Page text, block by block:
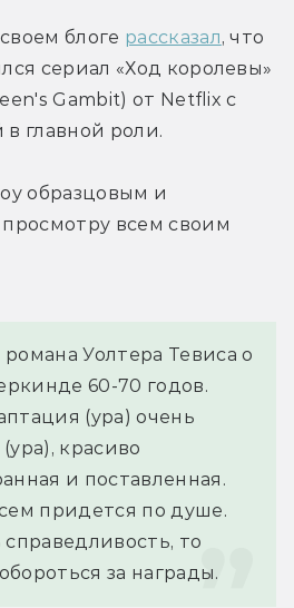
блоге рассказал, что
сериал «Ход королевы»
Gambit) от Netflix с
главной роли.
образцовым и
всем своим
Уолтера Тевиса о
60-70 годов.
(ура) очень
красиво
и поставленная.
придется по душе.
то
за награды.